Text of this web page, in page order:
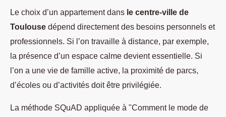
Le choix d’un appartement dans le centre-ville de
Toulouse dépend directement des besoins personnels et
professionnels. Si l’on travaille à distance, par exemple,
la présence d’un espace calme devient essentielle. Si
l’on a une vie de famille active, la proximité de parcs,
d’écoles ou d’activités doit être privilégiée.
La méthode SQuAD appliquée à "Comment le mode de